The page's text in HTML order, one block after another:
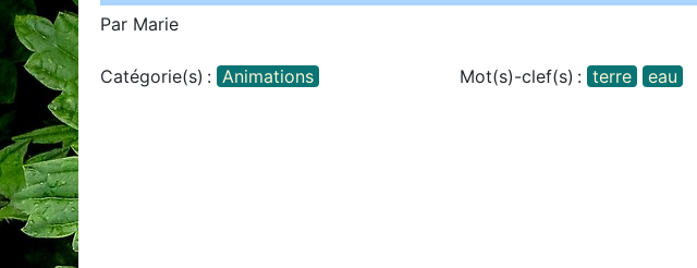
Par Marie
Catégorie(s) : Animations Mot(s)-clef(s) : terre eau